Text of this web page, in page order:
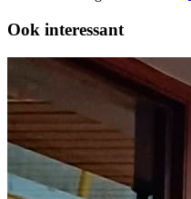
Ook interessant